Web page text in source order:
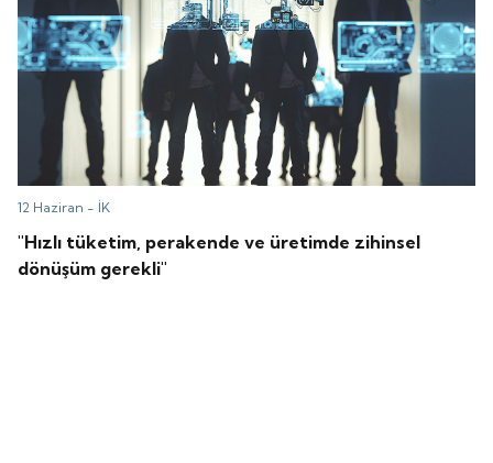
12 Haziran - İK
"Hızlı tüketim, perakende ve üretimde zihinsel
dönüşüm gerekli"